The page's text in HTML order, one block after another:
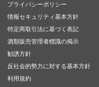
プライバシーポリシー
情報セキュリティ基本方針
特定商取引法に基づく表記
酒類販売管理者標識の掲示
勧誘方針
反社会的勢力に対する基本方針
利用規約